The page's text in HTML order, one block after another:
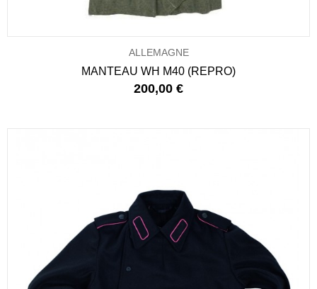
ALLEMAGNE
MANTEAU WH M40 (REPRO)
200,00 €